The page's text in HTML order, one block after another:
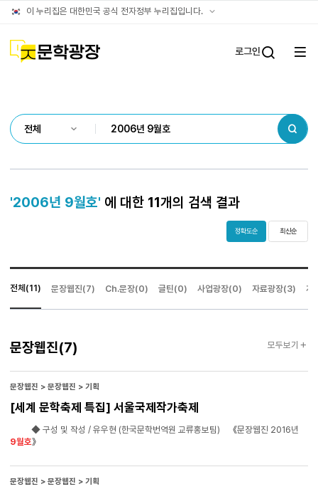
이 누리집은 대한민국 공식 전자정부 누리집입니다. 공식
문학광장 로그인
전체
결과
검색
'2006년 9월호' 에 대한 11개의 검색 결과
정확도순 최신순
전체(11) 문장웹진(7) Ch.문장(0) 글틴(0) 사업광장(0) 자료광장(3) 게
문장웹진(7)
문장웹진 > 문장웹진 > 기획
[세계 문학축제 특집] 서울국제작가축제
◆ 구성 및 작성 / 유우현 (한국문학번역원 교류홍보팀) 《문장웹진 2016년
9월호》
문장웹진 > 문장웹진 > 기획
문장웹진
모두보기